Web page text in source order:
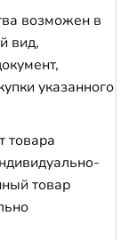
возможен в
вид,
указанного
товара
товар